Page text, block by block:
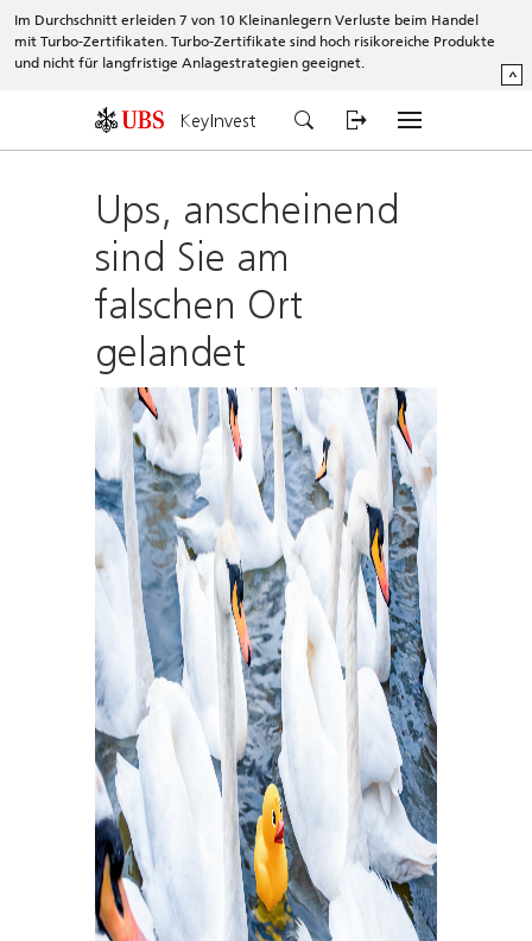
Im Durchschnitt erleiden 7 von 10 Kleinanlegern Verluste beim Handel
mit Turbo-Zertifikaten. Turbo-Zertifikate sind hoch risikoreiche Produkte
und nicht für langfristige Anlagestrategien geeignet.
^
KeyInvest
Ups, anscheinend
sind Sie am
falschen Ort
gelandet